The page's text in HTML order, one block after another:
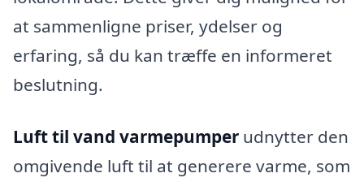
at sammenligne priser, ydelser og
erfaring, så du kan træffe en informeret
beslutning.
Luft til vand varmepumper udnytter den
omgivende luft til at generere varme, som